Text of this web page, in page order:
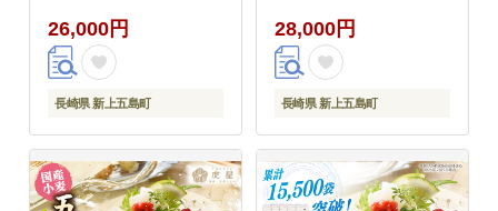
26,000円
長崎県 新上五島町
28,000円
長崎県 新上五島町